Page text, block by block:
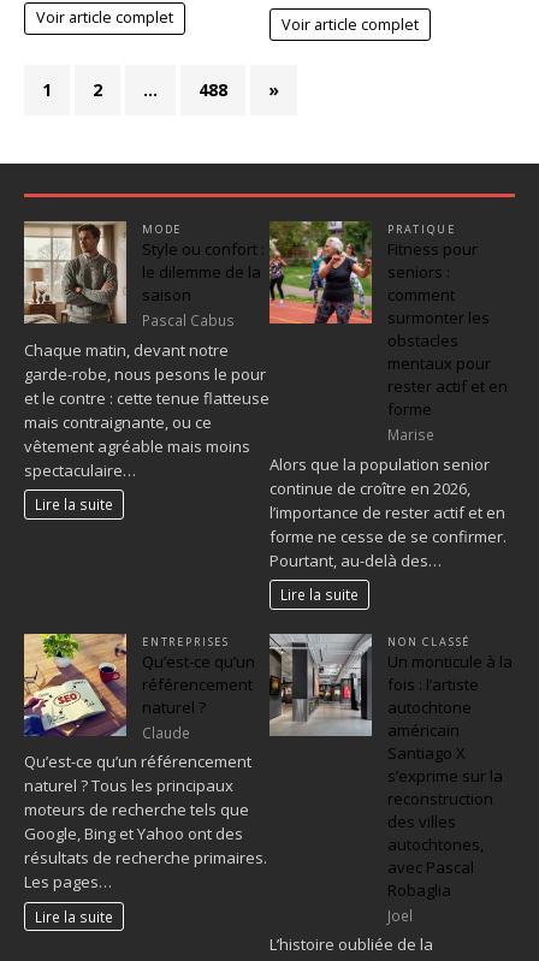
Voir article complet
Voir article complet
1 2 … 488 »
MODE
Style ou confort :
le dilemme de la
saison
Pascal Cabus
Chaque matin, devant notre
garde-robe, nous pesons le pour
et le contre : cette tenue flatteuse
mais contraignante, ou ce
vêtement agréable mais moins
spectaculaire…
Lire la suite
PRATIQUE
Fitness pour
seniors :
comment
surmonter les
obstacles
mentaux pour
rester actif et en
forme
Marise
Alors que la population senior
continue de croître en 2026,
l’importance de rester actif et en
forme ne cesse de se confirmer.
Pourtant, au-delà des…
Lire la suite
ENTREPRISES
Qu’est-ce qu’un
référencement
naturel ?
Claude
Qu’est-ce qu’un référencement
naturel ? Tous les principaux
moteurs de recherche tels que
Google, Bing et Yahoo ont des
résultats de recherche primaires.
Les pages…
Lire la suite
NON CLASSÉ
Un monticule à la
fois : l’artiste
autochtone
américain
Santiago X
s’exprime sur la
reconstruction
des villes
autochtones,
avec Pascal
Robaglia
Joel
L’histoire oubliée de la